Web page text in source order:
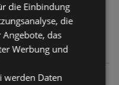
die Einbindung
die
das
Werbung und
werden Daten